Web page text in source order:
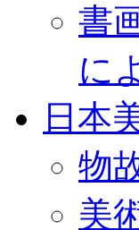
書
に
日本
物
美